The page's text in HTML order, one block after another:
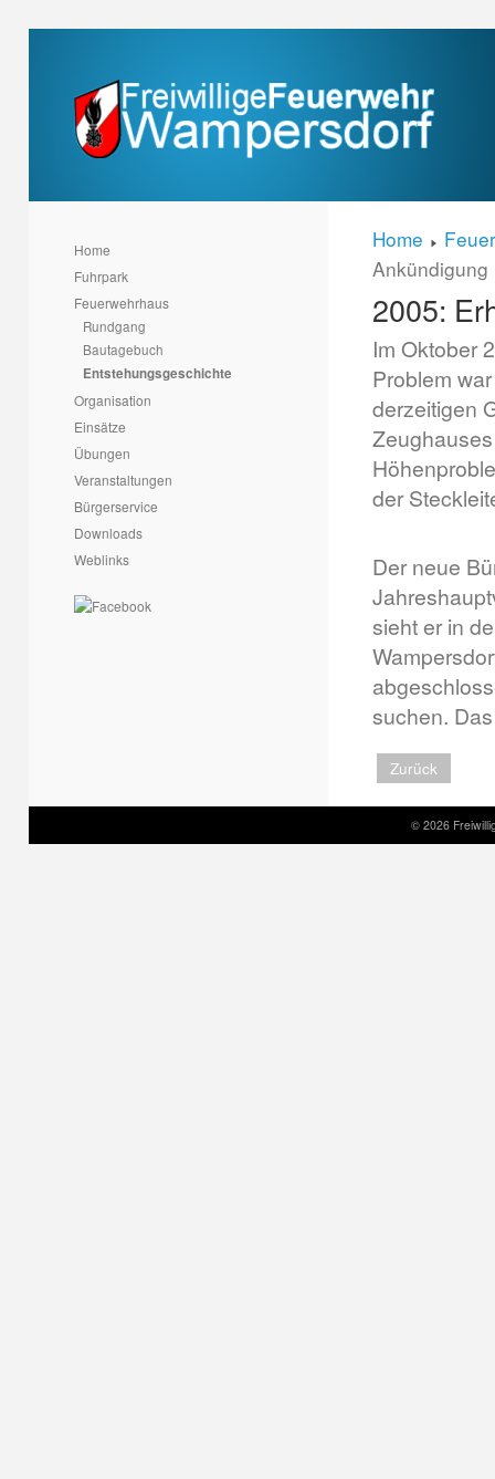
Home
Fuhrpark
Feuerwehrhaus
Rundgang
Bautagebuch
Entstehungsgeschichte
Organisation
Einsätze
Übungen
Veranstaltungen
Bürgerservice
Downloads
Weblinks
Home
Ankündigung
2005:
Im Oktober
Problem
derzeitigen
der
Der neue
sieht er in
suchen.
Zurück
© 2026